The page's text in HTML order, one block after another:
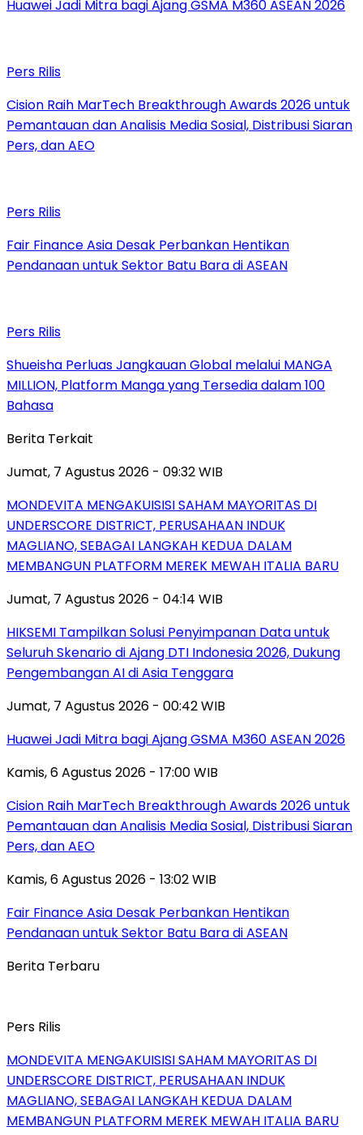
Huawei Jadi Mitra bagi Ajang GSMA M360 ASEAN 2026
Pers Rilis
Cision Raih MarTech Breakthrough Awards 2026 untuk
Pemantauan dan Analisis Media Sosial, Distribusi Siaran
Pers, dan AEO
Pers Rilis
Fair Finance Asia Desak Perbankan Hentikan
Pendanaan untuk Sektor Batu Bara di ASEAN
Pers Rilis
Shueisha Perluas Jangkauan Global melalui MANGA
MILLION, Platform Manga yang Tersedia dalam 100
Bahasa
Berita Terkait
Jumat, 7 Agustus 2026 - 09:32 WIB
MONDEVITA MENGAKUISISI SAHAM MAYORITAS DI
UNDERSCORE DISTRICT, PERUSAHAAN INDUK
MAGLIANO, SEBAGAI LANGKAH KEDUA DALAM
MEMBANGUN PLATFORM MEREK MEWAH ITALIA BARU
Jumat, 7 Agustus 2026 - 04:14 WIB
HIKSEMI Tampilkan Solusi Penyimpanan Data untuk
Seluruh Skenario di Ajang DTI Indonesia 2026, Dukung
Pengembangan AI di Asia Tenggara
Jumat, 7 Agustus 2026 - 00:42 WIB
Huawei Jadi Mitra bagi Ajang GSMA M360 ASEAN 2026
Kamis, 6 Agustus 2026 - 17:00 WIB
Cision Raih MarTech Breakthrough Awards 2026 untuk
Pemantauan dan Analisis Media Sosial, Distribusi Siaran
Pers, dan AEO
Kamis, 6 Agustus 2026 - 13:02 WIB
Fair Finance Asia Desak Perbankan Hentikan
Pendanaan untuk Sektor Batu Bara di ASEAN
Berita Terbaru
Pers Rilis
MONDEVITA MENGAKUISISI SAHAM MAYORITAS DI
UNDERSCORE DISTRICT, PERUSAHAAN INDUK
MAGLIANO, SEBAGAI LANGKAH KEDUA DALAM
MEMBANGUN PLATFORM MEREK MEWAH ITALIA BARU